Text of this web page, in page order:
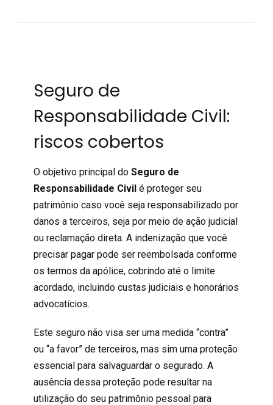
Seguro de
Responsabilidade Civil:
riscos cobertos
O objetivo principal do Seguro de
Responsabilidade Civilé proteger seu
patrimônio caso você seja responsabilizado por
danos a terceiros, seja por meio de ação judicial
ou reclamação direta. A indenização que você
precisar pagar pode ser reembolsada conforme
os termos da apólice, cobrindo até o limite
acordado, incluindo custas judiciais e honorários
advocatícios.
Este seguro não visa ser uma medida “contra”
ou “a favor” de terceiros, mas sim uma proteção
essencial para salvaguardar o segurado. A
ausência dessa proteção pode resultar na
utilização do seu patrimônio pessoal para